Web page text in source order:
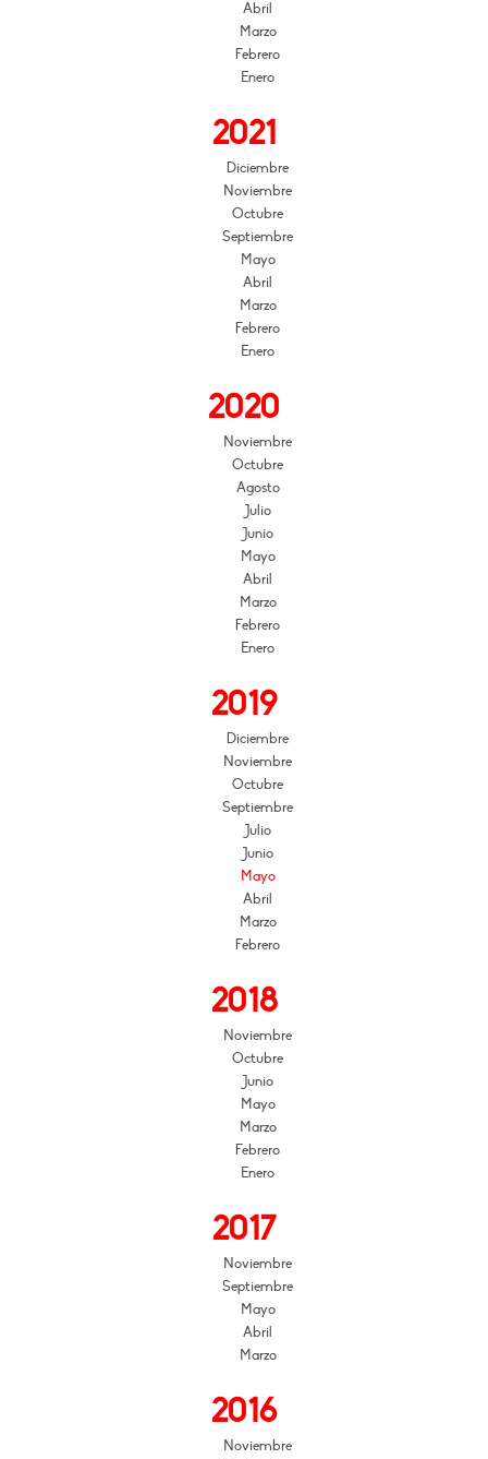
Abril
Marzo
Febrero
Enero
2021
Diciembre
Noviembre
Octubre
Septiembre
Mayo
Abril
Marzo
Febrero
Enero
2020
Noviembre
Octubre
Agosto
Julio
Junio
Mayo
Abril
Marzo
Febrero
Enero
2019
Diciembre
Noviembre
Octubre
Septiembre
Julio
Junio
Mayo
Abril
Marzo
Febrero
2018
Noviembre
Octubre
Junio
Mayo
Marzo
Febrero
Enero
2017
Noviembre
Septiembre
Mayo
Abril
Marzo
2016
Noviembre